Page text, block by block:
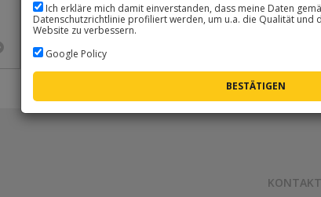
KONTAKT
Ich erkläre mich damit einverstanden, dass meine Daten
Datenschutzrichtlinie profiliert werden, um u.a. die Qualität und
Website zu verbessern.
Google Policy